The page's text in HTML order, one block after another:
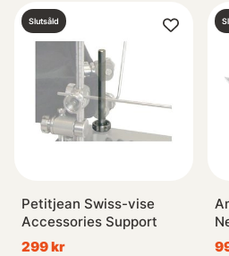
Slutsåld
Petitjean Swiss-vise
Accessories Support
299 kr